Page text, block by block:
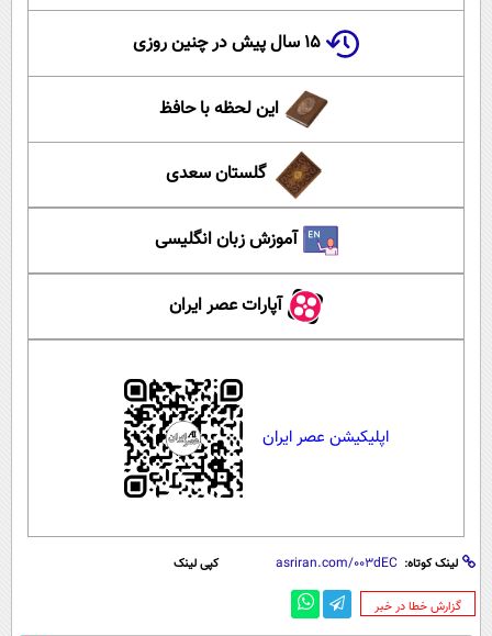
۱۵ سال پیش در چنین روزی
این لحظه با حافظ
گلستان سعدی
آموزش زبان انگلیسی
آپارات عصر ایران
اپلیکیشن عصر ایران
لینک کوتاه: کپی لینک
‌گزارش خطا در خبر